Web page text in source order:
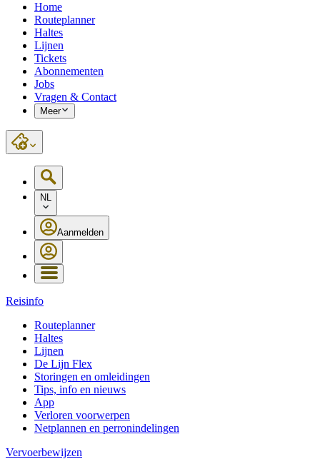
Home
Routeplanner
Haltes
Lijnen
Tickets
Abonnementen
Jobs
Vragen & Contact
Meer
NL
Aanmelden
Reisinfo
Routeplanner
Haltes
Lijnen
De Lijn Flex
Storingen en omleidingen
Tips, info en nieuws
App
Verloren voorwerpen
Netplannen en perronindelingen
Vervoerbewijzen